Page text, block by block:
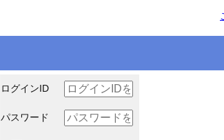
ログインID
パスワード